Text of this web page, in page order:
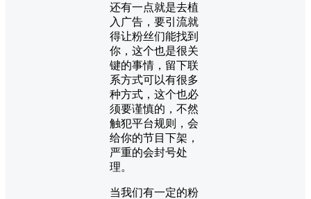
还有一点就是去植
入广告，要引流就
得让粉丝们能找到
你，这个也是很关
键的事情，留下联
系方式可以有很多
种方式，这个也必
须要谨慎的，不然
触犯平台规则，会
给你的节目下架，
严重的会封号处
理。
当我们有一定的粉